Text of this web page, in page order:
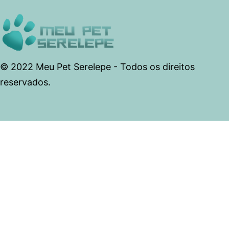
© 2022 Meu Pet Serelepe - Todos os direitos
reservados.